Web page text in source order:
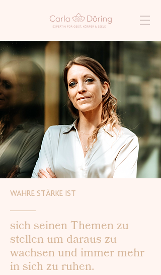
WAHRE STÄRKE IST
sich seinen Themen zu
stellen um daraus zu
wachsen und immer mehr
in sich zu ruhen.